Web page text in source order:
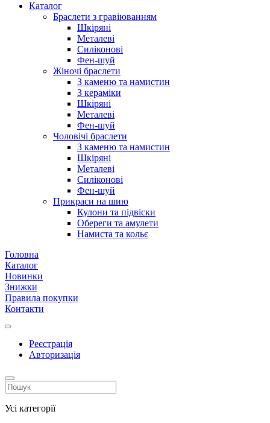
Каталог
Браслети з гравіюванням
Шкіряні
Металеві
Силіконові
Фен-шуй
Жіночі браслети
З каменю та намистин
З кераміки
Шкіряні
Металеві
Фен-шуй
Чоловічі браслети
З каменю та намистин
Шкіряні
Металеві
Силіконові
Фен-шуй
Прикраси на шию
Кулони та підвіски
Обереги та амулети
Намиста та кольє
Головна
Каталог
Новинки
Знижки
Правила покупки
Контакти
Реєстрація
Авторизація
Усі категорії